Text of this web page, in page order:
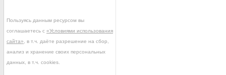
Пользуясь данным ресурсом вы
соглашаетесь с «Условиями использования
сайта» , в т.ч. даёте разрешение на сбор,
анализ и хранение своих персональных
данных, в т.ч. cookies.